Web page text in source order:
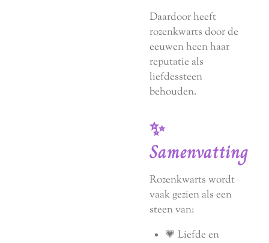
Daardoor heeft
rozenkwarts door de
eeuwen heen haar
reputatie als
liefdessteen
behouden.
✨
Samenvatting
Rozenkwarts wordt
vaak gezien als een
steen van:
💗 Liefde en